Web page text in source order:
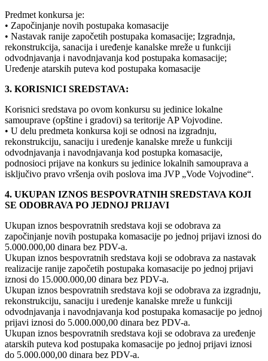
Predmet konkursa je:
• Započinjanje novih postupaka komasacije
• Nastavak ranije započetih postupaka komasacije; Izgradnja,
rekonstrukcija, sanacija i uređenje kanalske mreže u funkciji
odvodnjavanja i navodnjavanja kod postupaka komasacije;
Uređenje atarskih puteva kod postupaka komasacije
3. KORISNICI SREDSTAVA:
Korisnici sredstava po ovom konkursu su jedinice lokalne
samouprave (opštine i gradovi) sa teritorije AP Vojvodine.
• U delu predmeta konkursa koji se odnosi na izgradnju,
rekonstrukciju, sanaciju i uređenje kanalske mreže u funkciji
odvodnjavanja i navodnjavanja kod postupka komasacije,
podnosioci prijave na konkurs su jedinice lokalnih samouprava a
isključivo pravo vršenja ovih poslova ima JVP „Vode Vojvodine“.
4. UKUPAN IZNOS BESPOVRATNIH SREDSTAVA KOJI
SE ODOBRAVA PO JEDNOJ PRIJAVI
Ukupan iznos bespovratnih sredstava koji se odobrava za
započinjanje novih postupaka komasacije po jednoj prijavi iznosi do
5.000.000,00 dinara bez PDV-a.
Ukupan iznos bespovratnih sredstava koji se odobrava za nastavak
realizacije ranije započetih postupaka komasacije po jednoj prijavi
iznosi do 15.000.000,00 dinara bez PDV-a.
Ukupan iznos bespovratnih sredstava koji se odobrava za izgradnju,
rekonstrukciju, sanaciju i uređenje kanalske mreže u funkciji
odvodnjavanja i navodnjavanja kod postupaka komasacije po jednoj
prijavi iznosi do 5.000.000,00 dinara bez PDV-a.
Ukupan iznos bespovratnih sredstava koji se odobrava za uređenje
atarskih puteva kod postupaka komasacije po jednoj prijavi iznosi
do 5.000.000,00 dinara bez PDV-a.